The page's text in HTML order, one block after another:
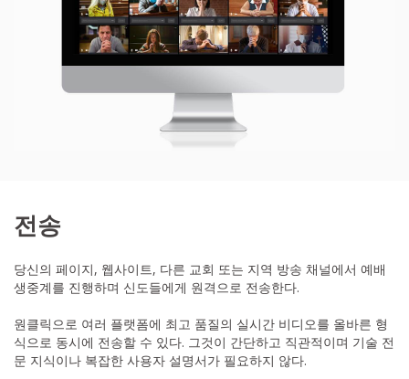
전송
당신의 페이지, 웹사이트, 다른 교회 또는 지역 방송 채널에서 예배
생중계를 진행하며 신도들에게 원격으로 전송한다.
원클릭으로 여러 플랫폼에 최고 품질의 실시간 비디오를 올바른 형
식으로 동시에 전송할 수 있다. 그것이 간단하고 직관적이며 기술 전
문 지식이나 복잡한 사용자 설명서가 필요하지 않다.